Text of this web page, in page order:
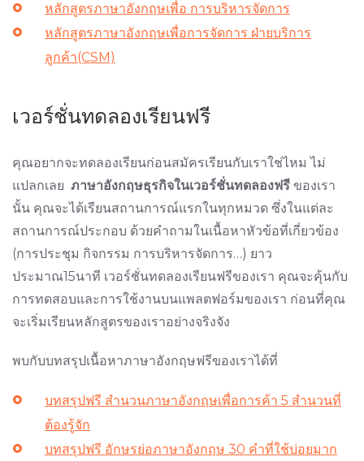
หลักสูตรภาษาอังกฤษเพื่อ การบริหารจัดการ
หลักสูตรภาษาอังกฤษเพื่อการจัดการ ฝ่ายบริการ
ลูกค้า(CSM)
เวอร์ชั่นทดลองเรียนฟรี
คุณอยากจะทดลองเรียนก่อนสมัครเรียนกับเราใช่ไหม ไม่
แปลกเลย ภาษาอังกฤษธุรกิจในเวอร์ชั่นทดลองฟรี ของเรา
นั้น คุณจะได้เรียนสถานการณ์แรกในทุกหมวด ซึ่งในแต่ละ
สถานการณ์ประกอบ ด้วยคำถามในเนื้อหาหัวข้อที่เกี่ยวข้อง
(การประชุม กิจกรรม การบริหารจัดการ…) ยาว
ประมาณ15นาที เวอร์ชั่นทดลองเรียนฟรีของเรา คุณจะคุ้นกับ
การทดสอบและการใช้งานบนแพลตฟอร์มของเรา ก่อนที่คุณ
จะเริ่มเรียนหลักสูตรของเราอย่างจริงจัง
พบกับบทสรุปเนื้อหาภาษาอังกฤษฟรีของเราได้ที่
บทสรุปฟรี สำนวนภาษาอังกฤษเพื่อการค้า 5 สำนวนที่
ต้องรู้จัก
บทสรุปฟรี อักษรย่อภาษาอังกฤษ 30 คำที่ใช้บ่อยมาก